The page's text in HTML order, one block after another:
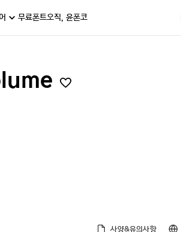
무료폰트오직, 윤폰코
사양&유의사항